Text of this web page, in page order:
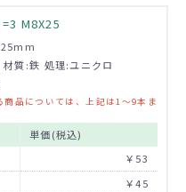
M8X25
質:鉄 処理:ユニクロ
品については、上記は1～9本ま
単価(税込)
￥53
￥45